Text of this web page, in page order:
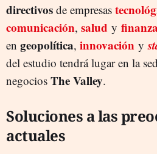
directivos de empresas
comunicación, salud y
en geopolítica, innovación y
del estudio tendrá lugar en la
negocios The Valley.
Soluciones a las
actuales